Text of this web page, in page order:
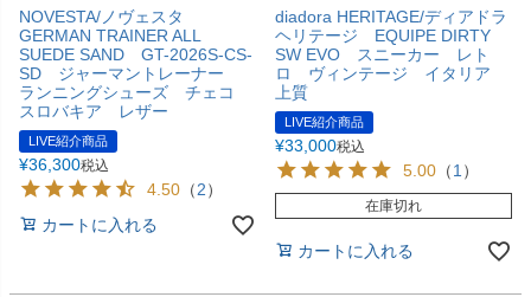
NOVESTA/ノヴェスタ
GERMAN TRAINER ALL
SUEDE SAND GT-2026S-CS-
SD ジャーマントレーナー
ランニングシューズ チェコ
スロバキア レザー
LIVE紹介商品
¥36,300税込
4.50 （2）
カートに入れる
diadora HERITAGE/ディアドラ
ヘリテージ EQUIPE DIRTY
SW EVO スニーカー レト
ロ ヴィンテージ イタリア
上質
LIVE紹介商品
¥33,000税込
5.00 （1 ）
在庫切れ
カートに入れる